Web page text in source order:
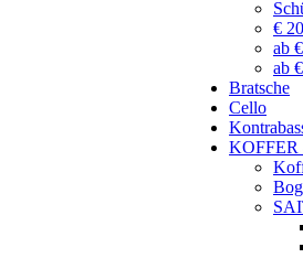
€
ab
ab
Bratsche
Cello